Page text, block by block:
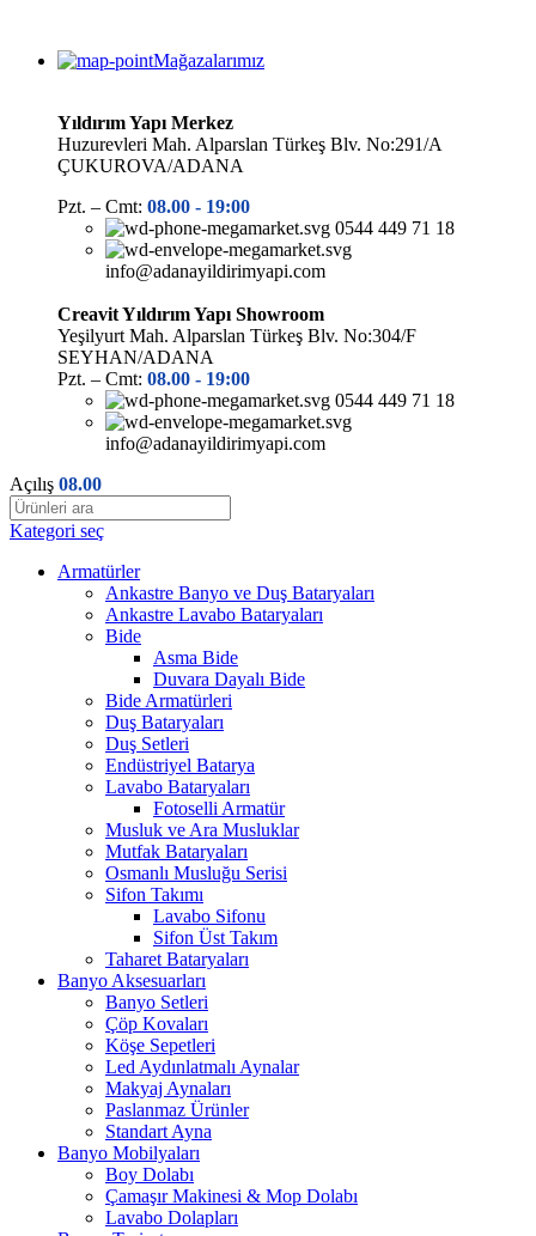
Mağazalarımız
Yıldırım Yapı Merkez
Huzurevleri Mah. Alparslan Türkeş Blv. No:291/A
ÇUKUROVA/ADANA
Pzt. – Cmt: 08.00 - 19:00
0544 449 71 18
info@adanayildirimyapi.com
Creavit Yıldırım Yapı Showroom
Yeşilyurt Mah. Alparslan Türkeş Blv. No:304/F
SEYHAN/ADANA
Pzt. – Cmt: 08.00 - 19:00
0544 449 71 18
info@adanayildirimyapi.com
Açılış 08.00
Kategori seç
Armatürler
Ankastre Banyo ve Duş Bataryaları
Ankastre Lavabo Bataryaları
Bide
Asma Bide
Duvara Dayalı Bide
Bide Armatürleri
Duş Bataryaları
Duş Setleri
Endüstriyel Batarya
Lavabo Bataryaları
Fotoselli Armatür
Musluk ve Ara Musluklar
Mutfak Bataryaları
Osmanlı Musluğu Serisi
Sifon Takımı
Lavabo Sifonu
Sifon Üst Takım
Taharet Bataryaları
Banyo Aksesuarları
Banyo Setleri
Çöp Kovaları
Köşe Sepetleri
Led Aydınlatmalı Aynalar
Makyaj Aynaları
Paslanmaz Ürünler
Standart Ayna
Banyo Mobilyaları
Boy Dolabı
Çamaşır Makinesi & Mop Dolabı
Lavabo Dolapları